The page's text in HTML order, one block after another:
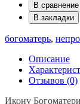
В сравнение
В закладки
богоматерь,
Описание
Отзывов (0)
Икону Богоматери